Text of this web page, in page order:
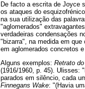
De facto a escrita de Joyce
os ataques do
na sua utilização das
"aglomerados"
verdadeiras condensações
"bizarra", na medida em
em aglomerados concretos
Alguns exemplos: Retrato
(1916/1960, p. 45). Ulisses:
parados em silêncio, cada
Finnegans Wake: "(Havia